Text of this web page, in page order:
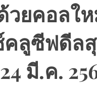
วยคอลใ
คลูซีฟดีล
มี.ค.